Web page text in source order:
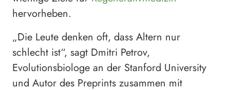
hervorheben.
„Die Leute denken oft, dass Altern nur
schlecht ist“, sagt Dmitri Petrov,
Evolutionsbiologe an der Stanford University
und Autor des Preprints zusammen mit